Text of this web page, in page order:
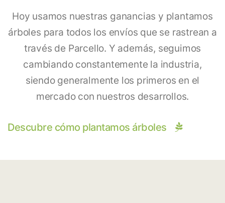
Hoy usamos nuestras ganancias y plantamos
árboles para todos los envíos que se rastrean a
través de Parcello. Y además, seguimos
cambiando constantemente la industria,
siendo generalmente los primeros en el
mercado con nuestros desarrollos.
Descubre cómo plantamos árboles